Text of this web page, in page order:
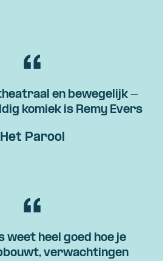
en bewegelijk -
komiek is Remy Evers
Het Parool
weet heel goed hoe je
verwachtingen